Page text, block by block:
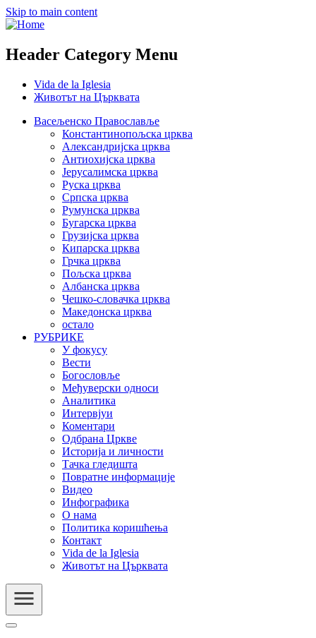
Skip to main content
Header Category Menu
Vida de la Iglesia
Животът на Църквата
Васељенско Православље
Константинопољска црква
Александријска црква
Антиохијска црква
Јерусалимска црква
Руска црква
Српска црква
Румунска црква
Бугарска црква
Грузијска црква
Кипарска црква
Грчка црква
Пољска црква
Албанска црква
Чешко-словачка црква
Македонска црква
остало
РУБРИКЕ
У фокусу
Вести
Богословље
Међуверски односи
Аналитика
Интервјуи
Коментари
Одбрана Цркве
Историја и личности
Тачка гледишта
Повратне информације
Видео
Инфографика
О нама
Политика коришћења
Контакт
Vida de la Iglesia
Животът на Църквата